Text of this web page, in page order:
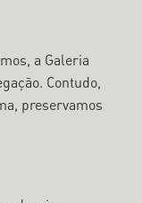
a Galeria
Contudo,
preservamos